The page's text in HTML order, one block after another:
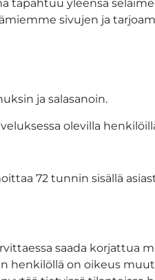
tapahtuu yleensä
sivujen ja
ja salasanoin.
olevilla
72 tunnin sisällä
saada korjattua
henkilöllä on oikeus